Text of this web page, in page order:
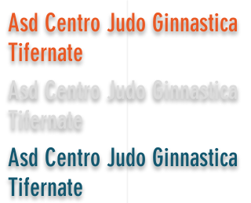
Asd Centro Judo Ginnastica
Tifernate
Asd Centro Judo Ginnastica
Tifernate
Asd Centro Judo Ginnastica
Tifernate